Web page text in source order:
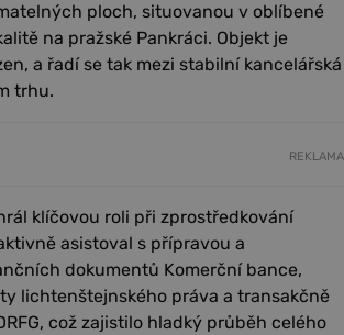
ploch, situovanou v oblíbené
na pražské Pankráci. Objekt je
a řadí se tak mezi stabilní kancelářská
trhu.
REKLAMA
klíčovou roli při zprostředkování
asistoval s přípravou a
dokumentů Komerční bance,
lichtenštejnského práva a transakčně
což zajistilo hladký průběh celého